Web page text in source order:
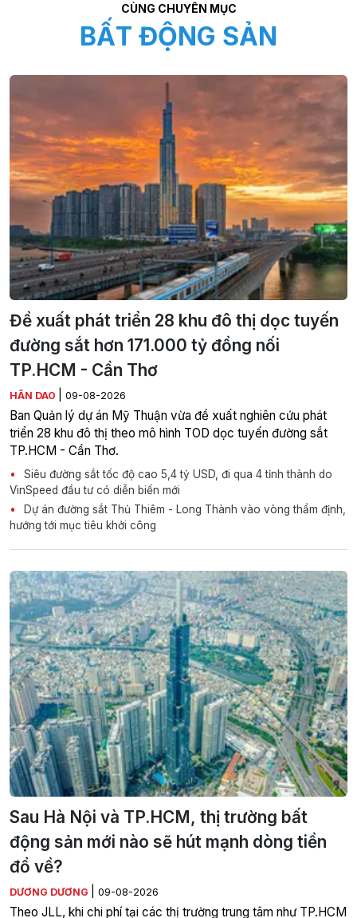
CÙNG CHUYÊN MỤC
BẤT ĐỘNG SẢN
Đề xuất phát triển 28 khu đô thị dọc tuyến
đường sắt hơn 171.000 tỷ đồng nối
TP.HCM - Cần Thơ
HÂN DAO 09-08-2026
Ban Quản lý dự án Mỹ Thuận vừa đề xuất nghiên cứu phát
triển 28 khu đô thị theo mô hình TOD dọc tuyến đường sắt
TP.HCM - Cần Thơ.
Siêu đường sắt tốc độ cao 5,4 tỷ USD, đi qua 4 tỉnh thành do
VinSpeed đầu tư có diễn biến mới
Dự án đường sắt Thủ Thiêm - Long Thành vào vòng thẩm định,
hướng tới mục tiêu khởi công
Sau Hà Nội và TP.HCM, thị trường bất
động sản mới nào sẽ hút mạnh dòng tiền
đổ về?
DƯƠNG DƯƠNG 09-08-2026
Theo JLL, khi chi phí tại các thị trường trung tâm như TP.HCM